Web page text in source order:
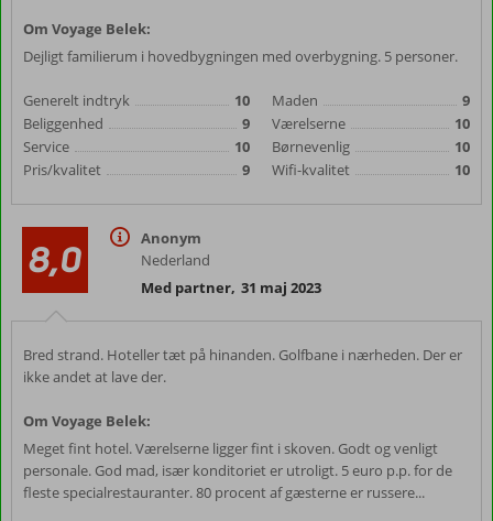
Om Voyage Belek:
Dejligt familierum i hovedbygningen med overbygning. 5 personer.
Generelt indtryk
10
Beliggenhed
9
Service
10
Pris/kvalitet
9
Maden
9
Værelserne
10
Børnevenlig
10
Wifi-kvalitet
10
8,0
Anonym
Nederland
Med partner, 31 maj 2023
Bred strand. Hoteller tæt på hinanden. Golfbane i nærheden. Der er
ikke andet at lave der.
Om Voyage Belek:
Meget fint hotel. Værelserne ligger fint i skoven. Godt og venligt
personale. God mad, især konditoriet er utroligt. 5 euro p.p. for de
fleste specialrestauranter. 80 procent af gæsterne er russere...